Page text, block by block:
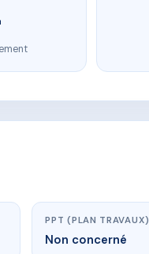
PPT (PLAN TRAVAUX)
Non concerné